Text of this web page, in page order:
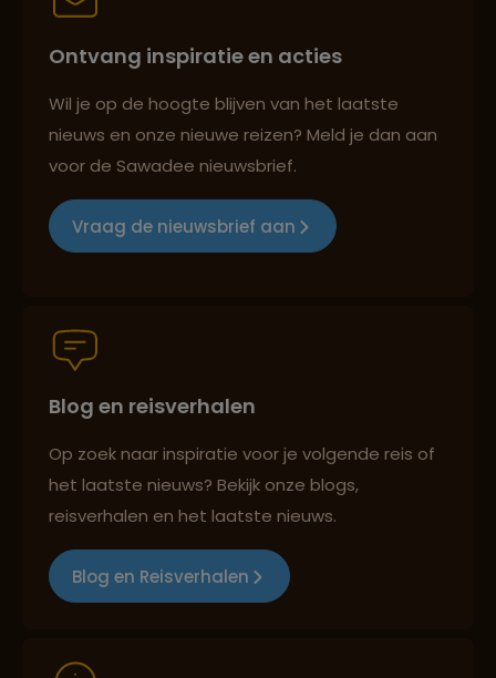
Reizen met oog voor mens, cultuur en milieu
Persoonlijk en deskundig reisadvies
Best beoordeelde reisroutes
Ontvang inspiratie en acties
Wil je op de hoogte blijven van het laatste
nieuws en onze nieuwe reizen? Meld je dan aan
voor de Sawadee nieuwsbrief.
Vraag de nieuwsbrief aan
Blog en reisverhalen
Op zoek naar inspiratie voor je volgende reis of
het laatste nieuws? Bekijk onze blogs,
reisverhalen en het laatste nieuws.
Blog en Reisverhalen